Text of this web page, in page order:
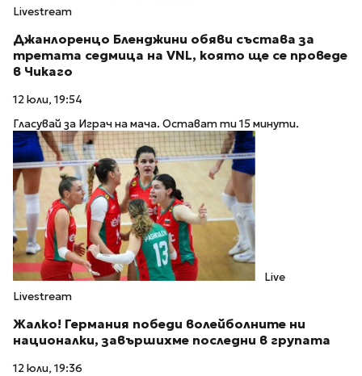
Livestream
Джанлоренцо Бленджини обяви състава за
третата седмица на VNL, която ще се проведе
в Чикаго
12 юли, 19:54
Гласувай за Играч на мача. Остават ти 15 минути.
Live
Livestream
Жалко! Германия победи волейболните ни
националки, завършихме последни в групата
12 юли, 19:36